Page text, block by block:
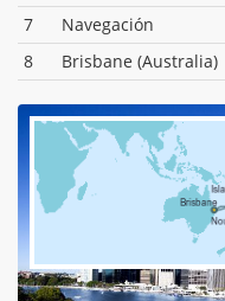
7 Navegación
8
Brisbane (Australia)